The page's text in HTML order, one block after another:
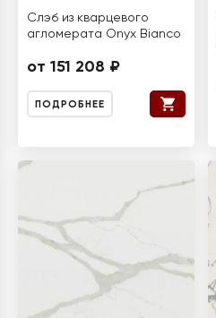
Слэб из кварцевого
агломерата Onyx Bianco
от 151 208 ₽
ПОДРОБНЕЕ